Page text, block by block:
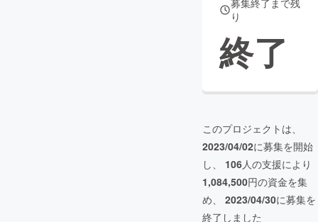
募集終了まで残
り
終了
このプロジェクトは、
2023/04/02に募集を開始
し、 106人の支援により
1,084,500円の資金を集
め、 2023/04/30に募集を
終了しました